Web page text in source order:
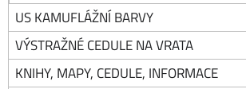
US KAMUFLÁŽNÍ BARVY
VÝSTRAŽNÉ CEDULE NA VRATA
KNIHY, MAPY, CEDULE, INFORMACE